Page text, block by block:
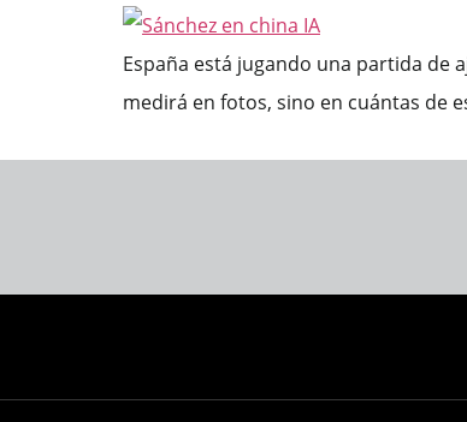
España está jugando una partida de
medirá en fotos, sino en cuántas de